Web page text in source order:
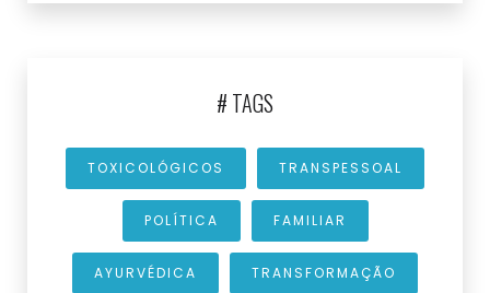
# TAGS
TOXICOLÓGICOS TRANSPESSOAL
POLÍTICA FAMILIAR
AYURVÉDICA TRANSFORMAÇÃO